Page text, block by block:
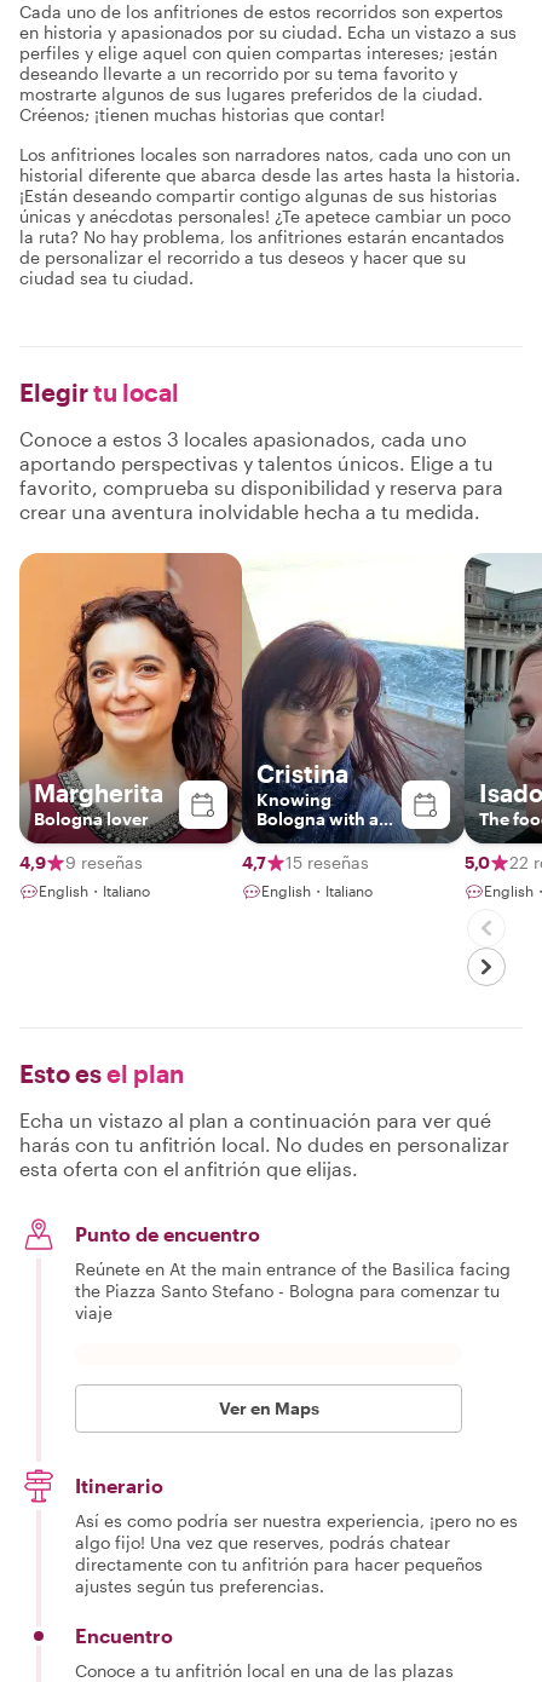
Cada uno de los anfitriones de estos recorridos son expertos
en historia y apasionados por su ciudad. Echa un vistazo a sus
perfiles y elige aquel con quien compartas intereses; ¡están
deseando llevarte a un recorrido por su tema favorito y
mostrarte algunos de sus lugares preferidos de la ciudad.
Créenos; ¡tienen muchas historias que contar!
Los anfitriones locales son narradores natos, cada uno con un
historial diferente que abarca desde las artes hasta la historia.
¡Están deseando compartir contigo algunas de sus historias
únicas y anécdotas personales! ¿Te apetece cambiar un poco
la ruta? No hay problema, los anfitriones estarán encantados
de personalizar el recorrido a tus deseos y hacer que su
ciudad sea tu ciudad.
Elegirtu local
Conoce a estos 3 locales apasionados, cada uno
aportando perspectivas y talentos únicos. Elige a tu
favorito, comprueba su disponibilidad y reserva para
crear una aventura inolvidable hecha a tu medida.
Margherita
Bologna lover
4,9 9 reseñas
English・Italiano
Cristina
Knowing
Bologna with a
cultural walking !
4,7
15 reseñas
English・Italiano
The
5,0 22
English
Esto esel plan
Echa un vistazo al plan a continuación para ver qué
harás con tu anfitrión local. No dudes en personalizar
esta oferta con el anfitrión que elijas.
Punto de encuentro
Reúnete en At the main entrance of the Basilica facing
the Piazza Santo Stefano - Bologna para comenzar tu
viaje
Ver en Maps
Itinerario
Así es como podría ser nuestra experiencia, ¡pero no es
algo fijo! Una vez que reserves, podrás chatear
directamente con tu anfitrión para hacer pequeños
ajustes según tus preferencias.
Encuentro
Conoce a tu anfitrión local en una de las plazas